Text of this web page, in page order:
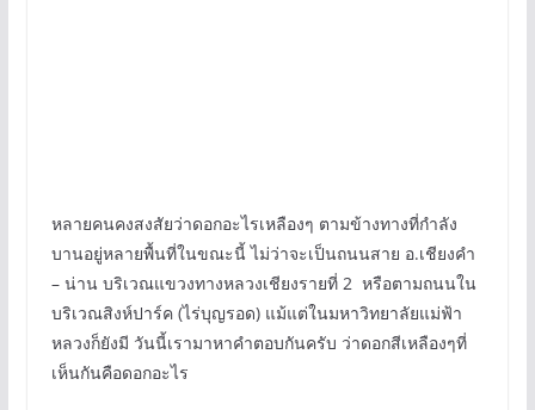
หลายคนคงสงสัยว่าดอกอะไรเหลืองๆ ตามข้างทางที่กำลัง
บานอยู่หลายพื้นที่ในขณะนี้ ไม่ว่าจะเป็นถนนสาย อ.เชียงคำ
– น่าน บริเวณแขวงทางหลวงเชียงรายที่ 2 หรือตามถนนใน
บริเวณสิงห์ปาร์ค (ไร่บุญรอด) แม้แต่ในมหาวิทยาลัยแม่ฟ้า
หลวงก็ยังมี วันนี้เรามาหาคำตอบกันครับ ว่าดอกสีเหลืองๆที่
เห็นกันคือดอกอะไร